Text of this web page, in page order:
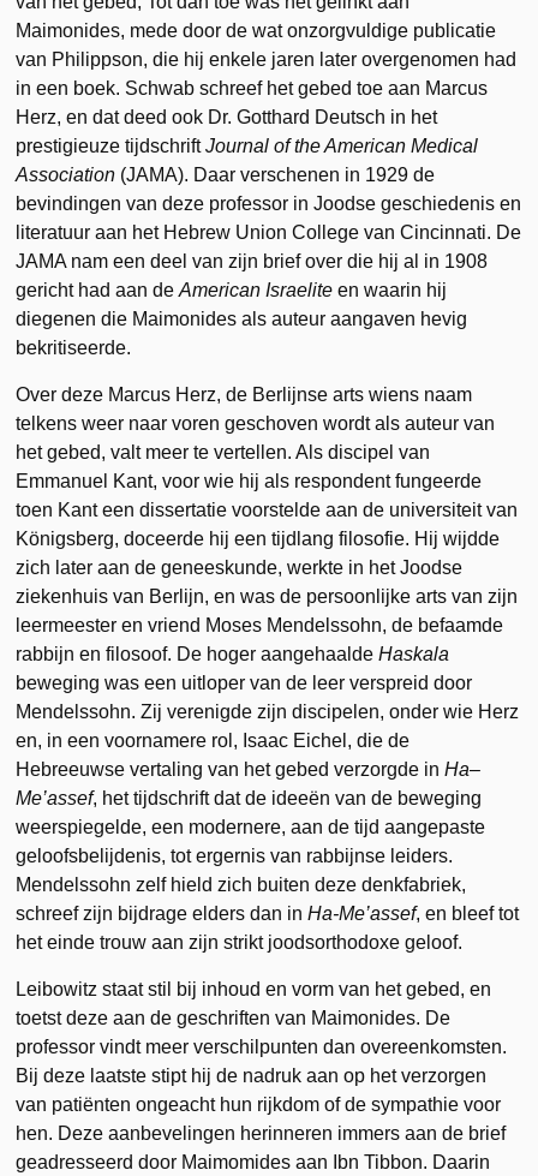
Maimonides, mede door de wat onzorgvuldige publicatie
van Philippson, die hij enkele jaren later overgenomen had
in een boek. Schwab schreef het gebed toe aan Marcus
Herz, en dat deed ook Dr. Gotthard Deutsch in het
prestigieuze tijdschriftJournal of the American Medical
Association (JAMA). Daar verschenen in 1929 de
bevindingen van deze professor in Joodse geschiedenis en
literatuur aan het Hebrew Union College van Cincinnati. De
JAMA nam een deel van zijn brief over die hij al in 1908
gericht had aan deAmerican Israelite en waarin hij
diegenen die Maimonides als auteur aangaven hevig
bekritiseerde.
Over deze Marcus Herz, de Berlijnse arts wiens naam
telkens weer naar voren geschoven wordt als auteur van
het gebed, valt meer te vertellen. Als discipel van
Emmanuel Kant, voor wie hij als respondent fungeerde
toen Kant een dissertatie voorstelde aan de universiteit van
Königsberg, doceerde hij een tijdlang filosofie. Hij wijdde
zich later aan de geneeskunde, werkte in het Joodse
ziekenhuis van Berlijn, en was de persoonlijke arts van zijn
leermeester en vriend Moses Mendelssohn, de befaamde
rabbijn en filosoof. De hoger aangehaaldeHaskala
beweging was een uitloper van de leer verspreid door
Mendelssohn. Zij verenigde zijn discipelen, onder wie Herz
en, in een voornamere rol, Isaac Eichel, die de
Hebreeuwse vertaling van het gebed verzorgde inHa–
Me’assef, het tijdschrift dat de ideeën van de beweging
weerspiegelde, een modernere, aan de tijd aangepaste
geloofsbelijdenis, tot ergernis van rabbijnse leiders.
Mendelssohn zelf hield zich buiten deze denkfabriek,
schreef zijn bijdrage elders dan inHa-Me’assef, en bleef tot
het einde trouw aan zijn strikt joodsorthodoxe geloof.
Leibowitz staat stil bij inhoud en vorm van het gebed, en
toetst deze aan de geschriften van Maimonides. De
professor vindt meer verschilpunten dan overeenkomsten.
Bij deze laatste stipt hij de nadruk aan op het verzorgen
van patiënten ongeacht hun rijkdom of de sympathie voor
hen. Deze aanbevelingen herinneren immers aan de brief
geadresseerd door Maimomides aan Ibn Tibbon. Daarin